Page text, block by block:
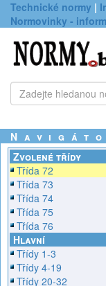
Technické normy |
Normovinky -
Zvolené třídy
Třída 72
Třída 73
Třída 74
Třída 75
Třída 76
Hlavní
Třídy 1-3
Třídy 4-19
Třídy 20-32